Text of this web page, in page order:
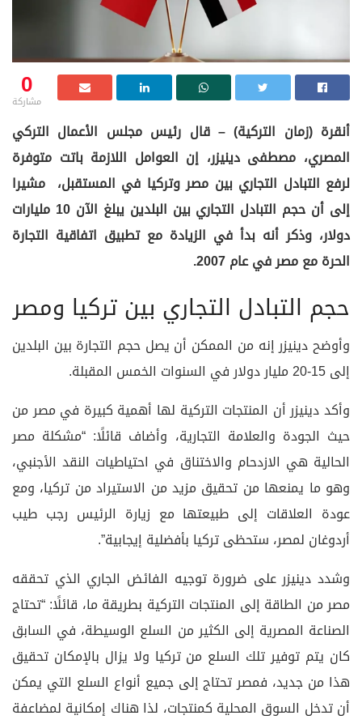
0
مشاركة
أنقرة (زمان التركية) – قال رئيس مجلس الأعمال التركي
المصري، مصطفى دينيزر، إن العوامل اللازمة باتت متوفرة
لرفع التبادل التجاري بين مصر وتركيا في المستقبل، مشيرا
إلى أن حجم التبادل التجاري بين البلدين يبلغ الآن 10 مليارات
دولار، وذكر أنه بدأ في الزيادة مع تطبيق اتفاقية التجارة
الحرة مع مصر في عام 2007.
حجم التبادل التجاري بين تركيا ومصر
وأوضح دينيزر إنه من الممكن أن يصل حجم التجارة بين البلدين
إلى 15-20 مليار دولار في السنوات الخمس المقبلة.
وأكد دينيزر أن المنتجات التركية لها أهمية كبيرة في مصر من
حيث الجودة والعلامة التجارية، وأضاف قائلًا: “مشكلة مصر
الحالية هي الازدحام والاختناق في احتياطيات النقد الأجنبي،
وهو ما يمنعها من تحقيق مزيد من الاستيراد من تركيا، ومع
عودة العلاقات إلى طبيعتها مع زيارة الرئيس رجب طيب
أردوغان لمصر، ستحظى تركيا بأفضلية إيجابية”.
وشدد دينيزر على ضرورة توجيه الفائض الجاري الذي تحققه
مصر من الطاقة إلى المنتجات التركية بطريقة ما، قائلًا: “تحتاج
الصناعة المصرية إلى الكثير من السلع الوسيطة، في السابق
كان يتم توفير تلك السلع من تركيا ولا يزال بالإمكان تحقيق
هذا من جديد، فمصر تحتاج إلى جميع أنواع السلع التي يمكن
أن تدخل السوق المحلية كمنتجات، لذا هناك إمكانية لمضاعفة